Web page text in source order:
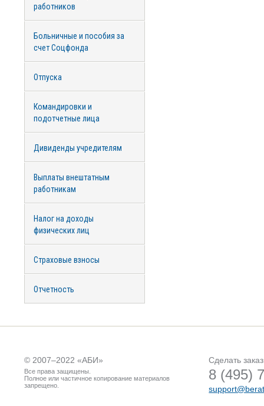
работников
Больничные и пособия за
счет Соцфонда
Отпуска
Командировки и
подотчетные лица
Дивиденды учредителям
Выплаты внештатным
работникам
Налог на доходы
физических лиц
Страховые взносы
Отчетность
© 2007–2022 «АБИ»
Все права защищены.
Полное или частичное копирование материалов
запрещено.
Сделать
8 (495)